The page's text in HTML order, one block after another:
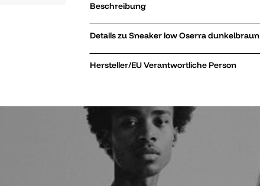
Beschreibung
Details zu Sneaker low Oserra dunkelbraun
Hersteller/EU Verantwortliche Person